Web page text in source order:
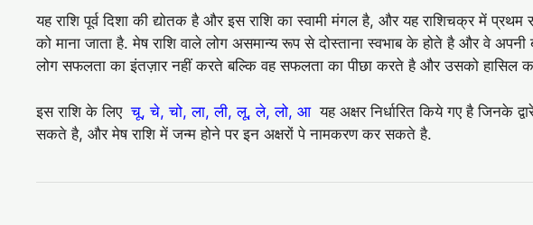
यह राशि पूर्व दिशा की द्योतक है और इस राशि का स्वामी मंगल है, और यह राशिचक्र में प्रथम
को माना जाता है. मेष राशि वाले लोग असमान्य रूप से दोस्ताना स्वभाब के होते है और वे
लोग सफलता का इंतज़ार नहीं करते बल्कि वह सफलता का पीछा करते है और उसको हासिल
इस राशि के लिएचू, चे, चो, ला, ली, लू, ले, लो, आयह अक्षर निर्धारित किये गए है जिनके
सकते है, और मेष राशि में जन्म होने पर इन अक्षरों पे नामकरण कर सकते है.